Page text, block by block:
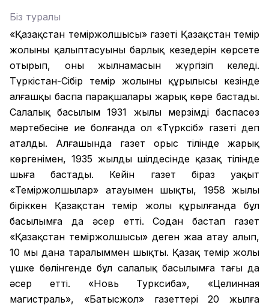
Біз туралы
«Қазақстан теміржолшысы» газеті Қазақстан темір
жолының қалыптасуының барлық кезеңдерін көрсете
отырып, оның жылнамасын жүргізіп келеді.
Түркістан-Сібір темір жолының құрылысы кезінде
алғашқы баспа парақшалары жарық көре бастады.
Салалық басылым 1931 жылы мерзімді баспасөз
мәртебесіне ие болғанда ол «Түрксіб» газеті деп
аталды. Алғашында газет орыс тілінде жарық
көргенімен, 1935 жылдың шілдесінде қазақ тілінде
шыға бастады. Кейін газет біраз уақыт
«Теміржолшылар» атауымен шықты, 1958 жылы
біріккен Қазақстан темір жолы құрылғанда бұл
басылымға да әсер етті. Содан бастап газет
«Қазақстан теміржолшысы» деген жаңа атау алып,
10 мың дана таралыммен шықты. Қазақ темір жолы
үшке бөлінгенде бұл салалық басылымға тағы да
әсер етті. «Новь Турксиба», «Целинная
магистраль», «Батысжол» газеттері 20 жылға